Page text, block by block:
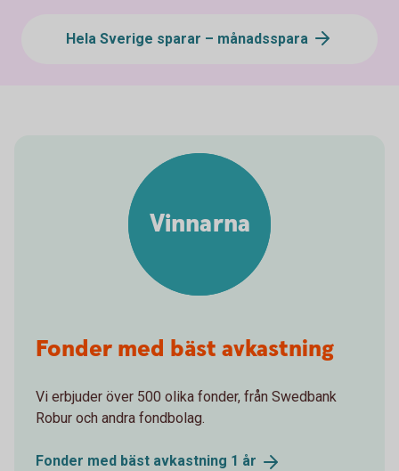
Hela Sverige sparar – månadsspara
Fonder med bäst avkastning
Vi erbjuder över 500 olika fonder, från Swedbank
Robur och andra fondbolag.
Fonder med bäst avkastning 1 år
Vinnarna